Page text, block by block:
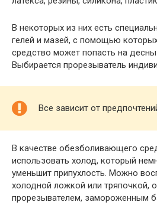
В некоторых из них есть
гелей и мазей, с помощью
средство может попасть на десны
Выбирается прорезыватель
Все зависит от
В качестве обезболивающего
использовать холод, который
уменьшит припухлость. Можно
холодной ложкой или тряпочкой,
прорезывателем, замороженным